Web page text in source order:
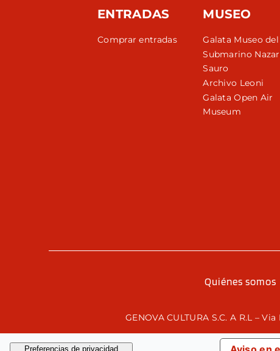
ENTRADAS
Comprar entradas
MUSEO
Galata Museo
Submarino
Sauro
Archivo Leoni
Galata Open Air
Museum
Quiénes somos
GENOVA CULTURA S.C. A R.L –